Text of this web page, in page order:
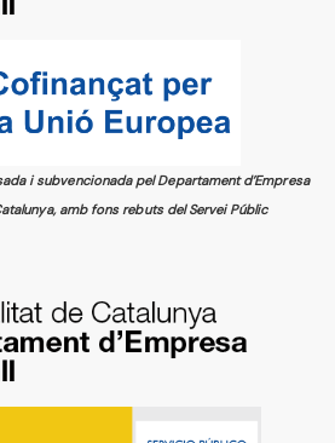
i subvencionada pel Departament d’Empresa
amb fons rebuts del Servei Públic